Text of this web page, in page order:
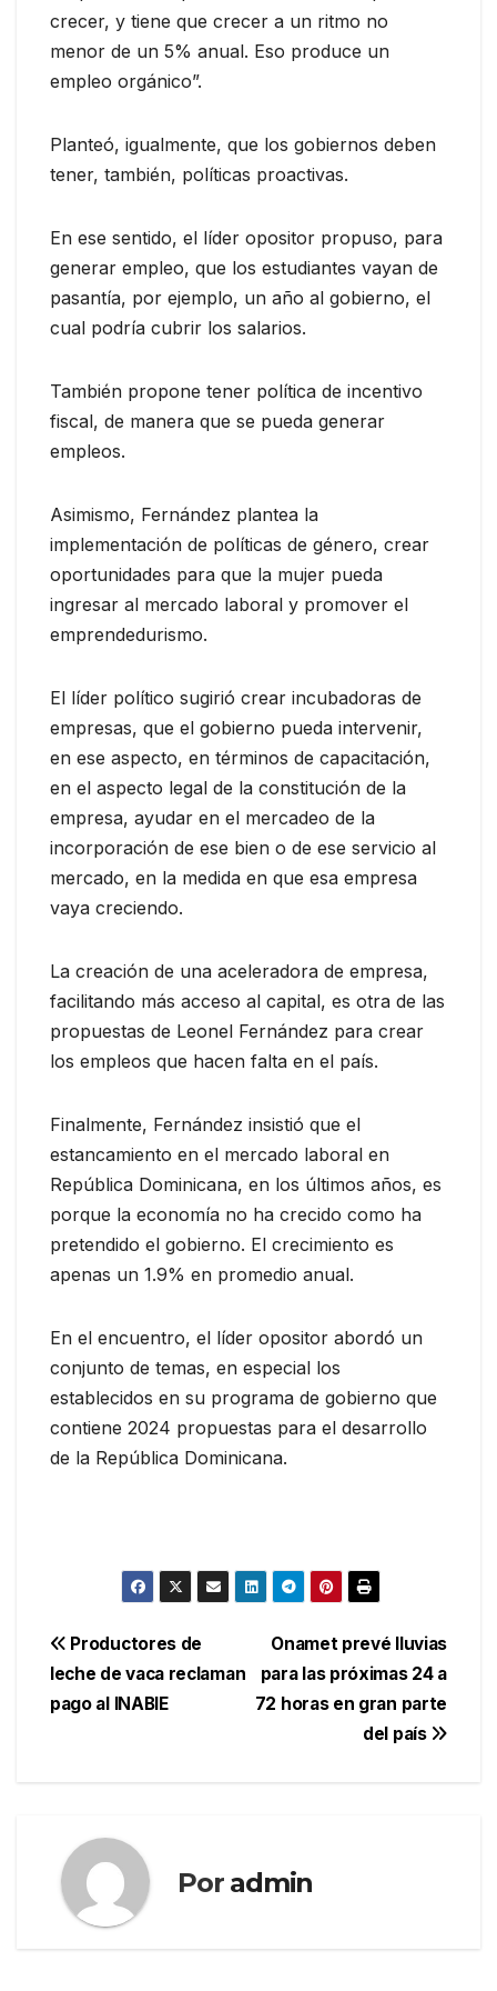
crecer, y tiene que crecer a un ritmo no
menor de un 5% anual. Eso produce un
empleo orgánico”.
Planteó, igualmente, que los gobiernos deben
tener, también, políticas proactivas.
En ese sentido, el líder opositor propuso, para
generar empleo, que los estudiantes vayan de
pasantía, por ejemplo, un año al gobierno, el
cual podría cubrir los salarios.
También propone tener política de incentivo
fiscal, de manera que se pueda generar
empleos.
Asimismo, Fernández plantea la
implementación de políticas de género, crear
oportunidades para que la mujer pueda
ingresar al mercado laboral y promover el
emprendedurismo.
El líder político sugirió crear incubadoras de
empresas, que el gobierno pueda intervenir,
en ese aspecto, en términos de capacitación,
en el aspecto legal de la constitución de la
empresa, ayudar en el mercadeo de la
incorporación de ese bien o de ese servicio al
mercado, en la medida en que esa empresa
vaya creciendo.
La creación de una aceleradora de empresa,
facilitando más acceso al capital, es otra de las
propuestas de Leonel Fernández para crear
los empleos que hacen falta en el país.
Finalmente, Fernández insistió que el
estancamiento en el mercado laboral en
República Dominicana, en los últimos años, es
porque la economía no ha crecido como ha
pretendido el gobierno. El crecimiento es
apenas un 1.9% en promedio anual.
En el encuentro, el líder opositor abordó un
conjunto de temas, en especial los
establecidos en su programa de gobierno que
contiene 2024 propuestas para el desarrollo
de la República Dominicana.
Navegación
de
Onamet prevé lluvias
para las próximas 24 a
72 horas en gran parte
del país
Productores de
leche de vaca reclaman
pago al INABIE
Por admin